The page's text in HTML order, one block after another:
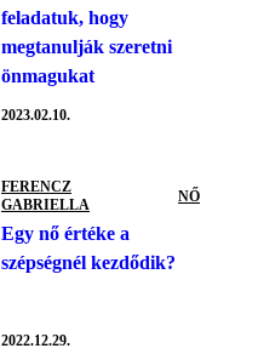
feladatuk, hogy
megtanulják szeretni
önmagukat
2023.02.10.
FERENCZ
GABRIELLA
NŐ
Egy nő értéke a
szépségnél kezdődik?
2022.12.29.